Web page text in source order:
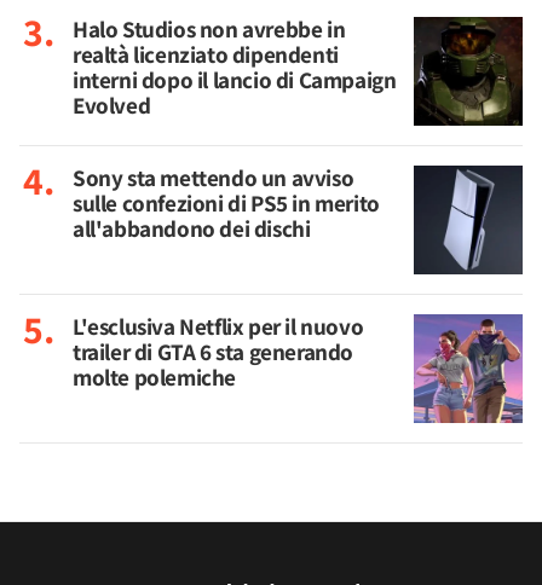
Halo Studios non avrebbe in
realtà licenziato dipendenti
interni dopo il lancio di Campaign
Evolved
Sony sta mettendo un avviso
sulle confezioni di PS5 in merito
all'abbandono dei dischi
L'esclusiva Netflix per il nuovo
trailer di GTA 6 sta generando
molte polemiche